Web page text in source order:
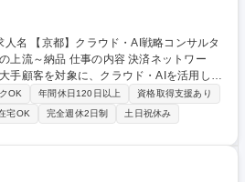
容 決済ネットワー
手顧客を対象に、クラウド・AIを活用した
案だけで終わらせず、要件定義から納品ま
容補足】■シニアコン
客（部長・課長クラス）の課題ヒアリン
戦略支援（副担当）：課題の構造化、AI活
作成補助、経営層向け資料作成 ■組織整備
OK 年間休日120日以上
資格取得支援あり
宅OK 完全週休2日制
土日祝休み